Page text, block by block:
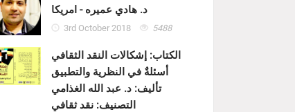
د. هادي عميره - امريكا
3rd October 2018 5488
الكتاب: إشكالات النقد الثقافي
أسئلةٌ في النظرية والتطبيق
تأليف: د. عبد الله الغذامي
التصنيف: نقد ثقافي